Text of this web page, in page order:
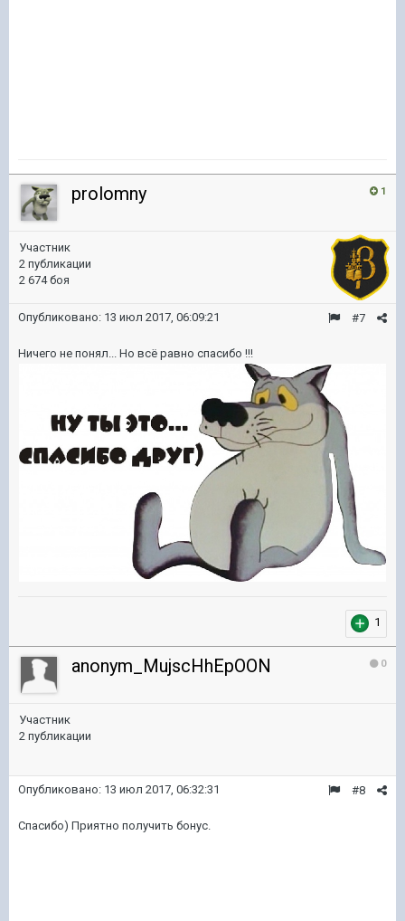
1
prolomny
Участник
2 публикации
2 674 боя
#7
Опубликовано: 13 июл 2017, 06:09:21
Ничего не понял... Но всё равно спасибо !!!
1
0
anonym_MujscHhEpOON
Участник
2 публикации
#8
Опубликовано: 13 июл 2017, 06:32:31
Спасибо) Приятно получить бонус.